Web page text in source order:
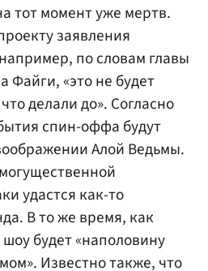
тот момент уже мертв.
заявления
по словам главы
Файги, «это не будет
делали до». Согласно
спин-оффа будут
Алой Ведьмы.
удастся как-то
В то же время, как
будет «наполовину
Известно также, что